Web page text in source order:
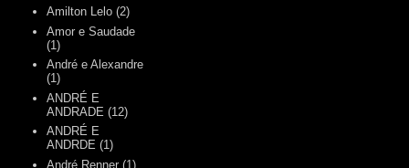
Amilton Lelo (2)
Amor e Saudade
(1)
André e Alexandre
(1)
ANDRÉ E
ANDRADE (12)
ANDRÉ E
ANDRDE (1)
André Renner (1)